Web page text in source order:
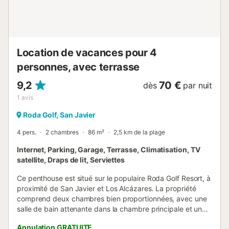
Location de vacances pour 4
personnes, avec terrasse
9,2
1 avis
dès 70 € par nuit
Roda Golf, San Javier
4 pers. 2 chambres 86 m² 2,5 km de la plage
Internet, Parking, Garage, Terrasse, Climatisation, TV
satellite, Draps de lit, Serviettes
Ce penthouse est situé sur le populaire Roda Golf Resort, à
proximité de San Javier et Los Alcázares. La propriété
comprend deux chambres bien proportionnées, avec une
salle de bain attenante dans la chambre principale et une
Annulation GRATUITE